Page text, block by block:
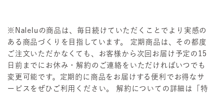
※Naleluの商品は、毎日続けていただくことでより実感の
ある商品づくりを目指しています。 定期商品は、その都度
ご注文いただかなくても、お客様から次回お届け予定の15
日前までにお休み・解約のご連絡をいただければいつでも
変更可能です。定期的に商品をお届けする便利でお得なサ
ービスをぜひご利用ください。 解約についての詳細は「特